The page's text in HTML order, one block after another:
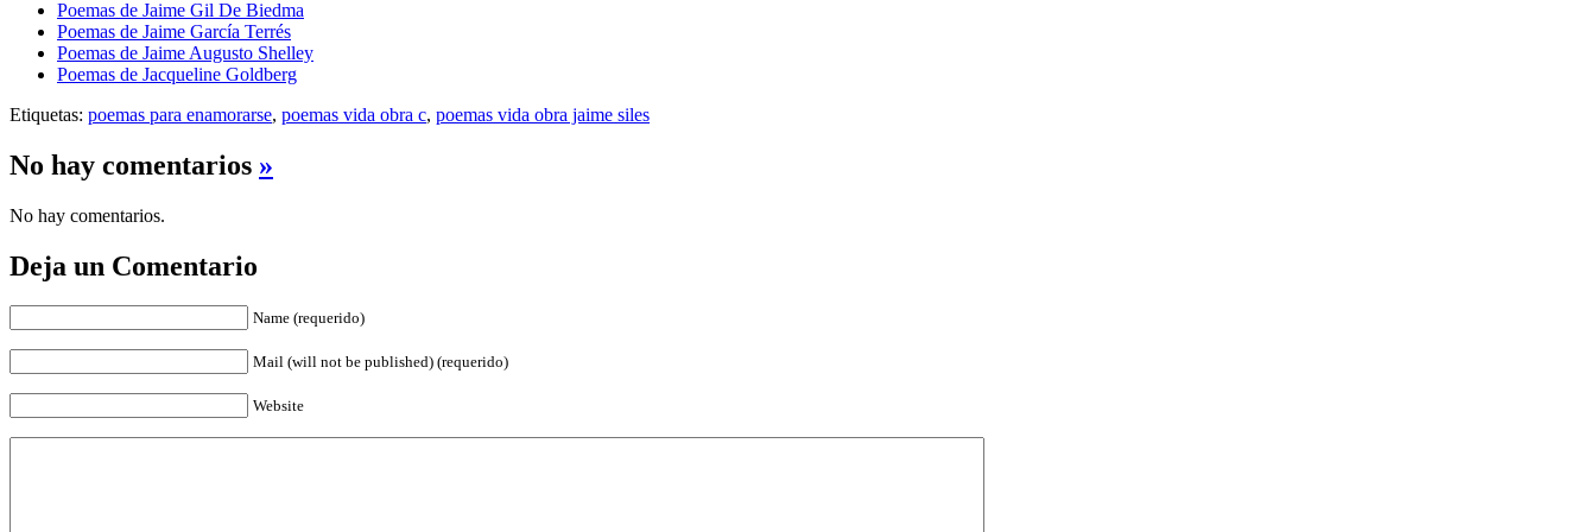
Poemas de Jaime Gil De Biedma
Poemas de Jaime García Terrés
Poemas de Jaime Augusto Shelley
Poemas de Jacqueline Goldberg
Etiquetas: poemas para enamorarse, poemas vida obra c, poemas vida obra jaime siles
No hay comentarios »
No hay comentarios.
Deja un Comentario
Name (requerido)
Mail (will not be published) (requerido)
Website